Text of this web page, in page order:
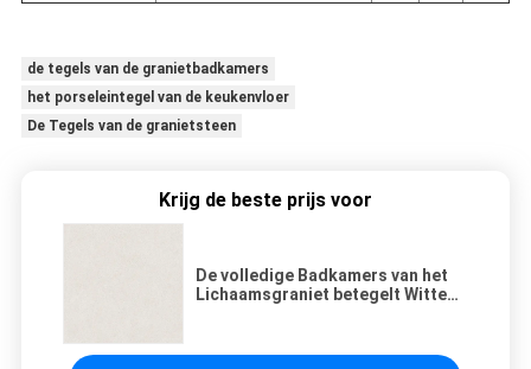
de tegels van de granietbadkamers
het porseleintegel van de keukenvloer
De Tegels van de granietsteen
Krijg de beste prijs voor
De volledige Badkamers van het
Lichaamsgraniet betegelt Witte